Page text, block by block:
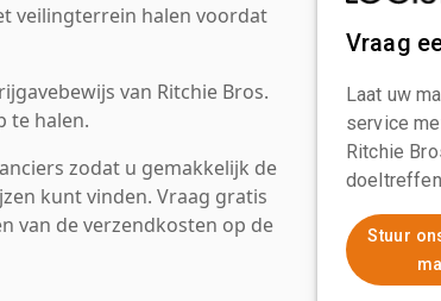
veilingterrein halen voordat
van Ritchie Bros.
te halen.
zodat u gemakkelijk de
kunt vinden. Vraag gratis
van de verzendkosten op de
Vraag
Laat uw
service
Ritchie
Stuur